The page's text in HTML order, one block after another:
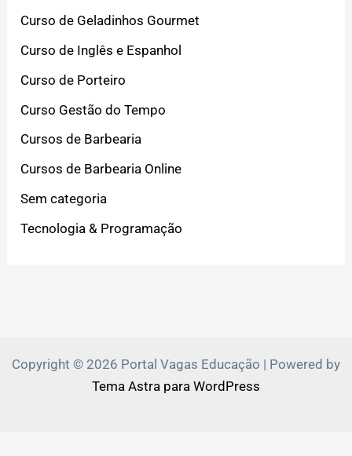
Curso de Geladinhos Gourmet
Curso de Inglês e Espanhol
Curso de Porteiro
Curso Gestão do Tempo
Cursos de Barbearia
Cursos de Barbearia Online
Sem categoria
Tecnologia & Programação
Copyright © 2026 Portal Vagas Educação | Powered by
Tema Astra para WordPress